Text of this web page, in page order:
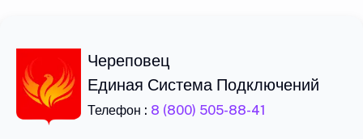
Череповец
Единая Система Подключений
Телефон : 8 (800) 505-88-41